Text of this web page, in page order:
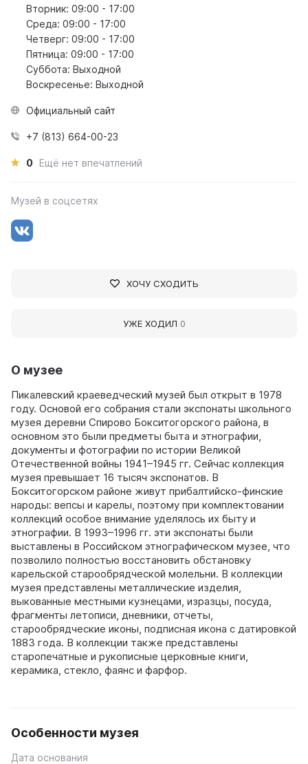
О музее
Пикалевский краеведческий музей был открыт в 1978
году. Основой его собрания стали экспонаты школьного
музея деревни Спирово Бокситогорского района, в
основном это были предметы быта и этнографии,
документы и фотографии по истории Великой
Отечественной войны 1941–1945 гг. Сейчас коллекция
музея превышает 16 тысяч экспонатов. В
Бокситогорском районе живут прибалтийско-финские
народы: вепсы и карелы, поэтому при комплектовании
коллекций особое внимание уделялось их быту и
этнографии. В 1993–1996 гг. эти экспонаты были
выставлены в Российском этнографическом музее, что
позволило полностью восстановить обстановку
карельской старообрядческой молельни. В коллекции
музея представлены металлические изделия,
выкованные местными кузнецами, изразцы, посуда,
фрагменты летописи, дневники, отчеты,
старообрядческие иконы, подписная икона с датировкой
1883 года. В коллекции также представлены
старопечатные и рукописные церковные книги,
керамика, стекло, фаянс и фарфор.
Особенности музея
Дата основания
Вторник: 09:00 - 17:00
Среда: 09:00 - 17:00
Четверг: 09:00 - 17:00
Пятница: 09:00 - 17:00
Суббота: Выходной
Воскресенье: Выходной
Официальный сайт
+7 (813) 664-00-23
0 Ещё нет впечатлений
Музей в соцсетях
ХОЧУ СХОДИТЬ
УЖЕ ХОДИЛ 0